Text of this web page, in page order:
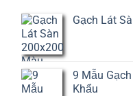
Gạch Lát
9 Mẫu
Khẩu